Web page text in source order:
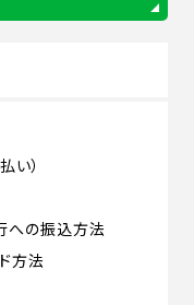
い）
への振込方法
方法